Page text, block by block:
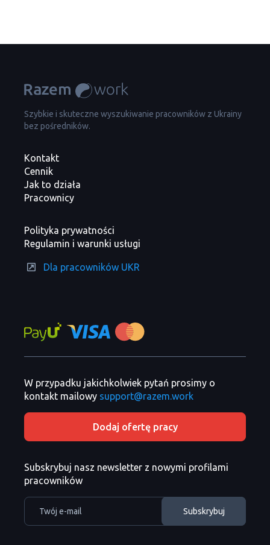
Szybkie i skuteczne wyszukiwanie pracowników z Ukrainy
bez pośredników.
Kontakt
Cennik
Jak to działa
Pracownicy
Polityka prywatności
Regulamin i warunki usługi
Dla pracowników UKR
W przypadku jakichkolwiek pytań prosimy o
kontakt mailowy support@razem.work
Dodaj ofertę pracy
Subskrybuj nasz newsletter z nowymi profilami
pracowników